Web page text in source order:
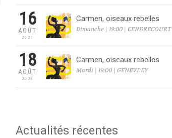
16
AOÛT
2026
Carmen, oiseaux rebelles
Dimanche | 19:00 | CENDRECOURT
18
AOÛT
2026
Carmen, oiseaux rebelles
Mardi | 19:00 | GENEVREY
Actualités récentes